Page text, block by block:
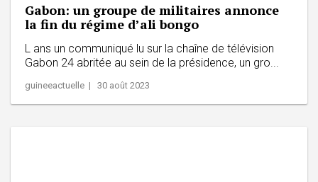
Gabon: un groupe de militaires annonce
la fin du régime d’ali bongo
L ans un communiqué lu sur la chaîne de télévision
Gabon 24 abritée au sein de la présidence, un gro...
guineeactuelle | 30 août 2023